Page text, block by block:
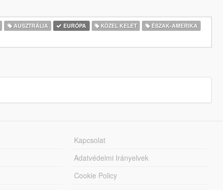
AUSZTRÁLIA EURÓPA KÖZEL KELET
ÉSZAK-AMERIKA
Kapcsolat
Adatvédelmi Irányelvek
Cookie Policy